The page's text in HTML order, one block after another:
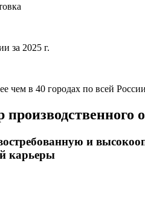
за 2025 г.
чем в 40 городах по всей России
и
карьеры